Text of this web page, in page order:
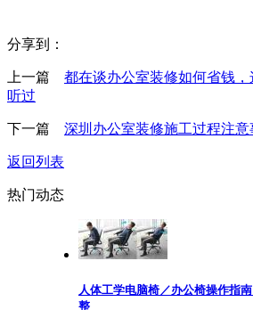
分享到：
上一篇 都在谈办公室装修如何省钱
听过
下一篇 深圳办公室装修施工过程注意
返回列表
热门动态
人体工学电脑椅／办公椅操作指
整